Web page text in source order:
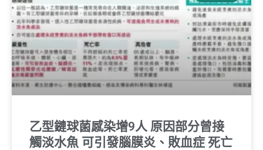
乙型鏈球菌感染增9人 原因部分曾接
觸淡水魚 可引發腦膜炎、敗血症 死亡